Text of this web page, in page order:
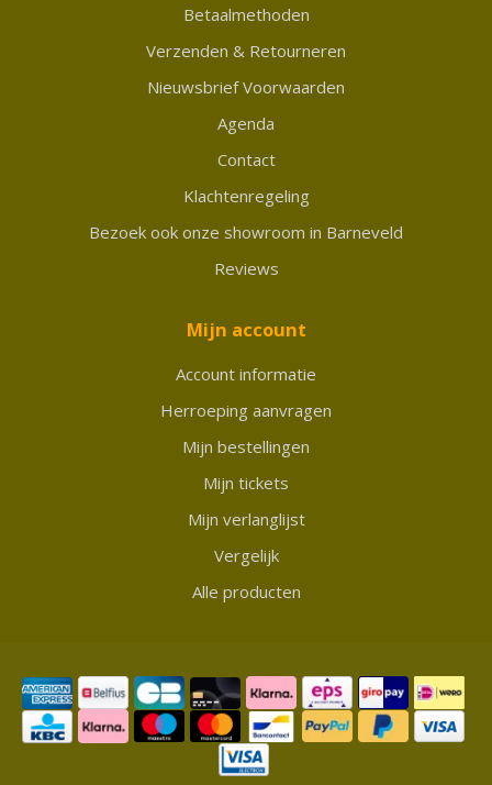
Betaalmethoden
Verzenden & Retourneren
Nieuwsbrief Voorwaarden
Agenda
Contact
Klachtenregeling
Bezoek ook onze showroom in Barneveld
Reviews
Mijn account
Account informatie
Herroeping aanvragen
Mijn bestellingen
Mijn tickets
Mijn verlanglijst
Vergelijk
Alle producten